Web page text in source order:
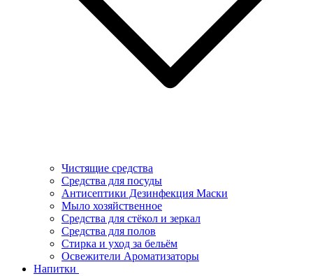
Чистящие средства
Средства для посуды
Антисептики Дезинфекция Маски
Мыло хозяйственное
Средства для стёкол и зеркал
Средства для полов
Стирка и уход за бельём
Освежители Ароматизаторы
Напитки